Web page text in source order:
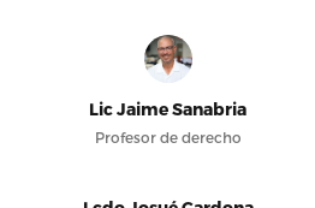
Lic Jaime Sanabria
Profesor de derecho